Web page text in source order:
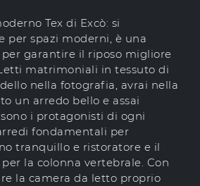
Tex di Excò: si
per spazi moderni, è una
garantire il riposo migliore
matrimoniali in tessuto di
nella fotografia, avrai nella
un arredo bello e assai
i protagonisti di ogni
fondamentali per
tranquillo e ristoratore e il
la colonna vertebrale. Con
la camera da letto proprio